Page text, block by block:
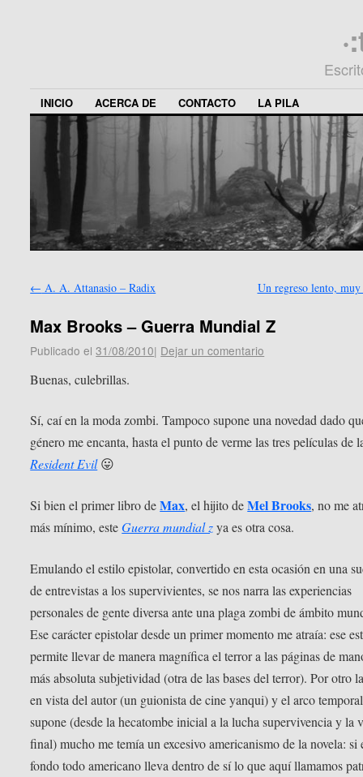
INICIO ACERCA DE CONTACTO LA PILA
← A. A. Attanasio – Radix Un regreso lento,
Max Brooks – Guerra Mundial Z
Publicado el 31/08/2010| Dejar un comentario
Buenas, culebrillas.
Sí, caí en la moda zombi. Tampoco supone una novedad dado
género me encanta, hasta el punto de verme las tres películas de
Resident Evil😛
Si bien el primer libro deMax, el hijito deMel Brooks, no me
más mínimo, este Guerra mundial zya es otra cosa.
Emulando el estilo epistolar, convertido en esta ocasión en una
de entrevistas a los supervivientes, se nos narra las experiencias
personales de gente diversa ante una plaga zombi de ámbito
Ese carácter epistolar desde un primer momento me atraía: ese
permite llevar de manera magnífica el terror a las páginas de
más absoluta subjetividad (otra de las bases del terror). Por otro
en vista del autor (un guionista de cine yanqui) y el arco
supone (desde la hecatombe inicial a la lucha supervivencia y la
final) mucho me temía un excesivo americanismo de la novela: si
fondo todo americano lleva dentro de sí lo que aquí llamamos